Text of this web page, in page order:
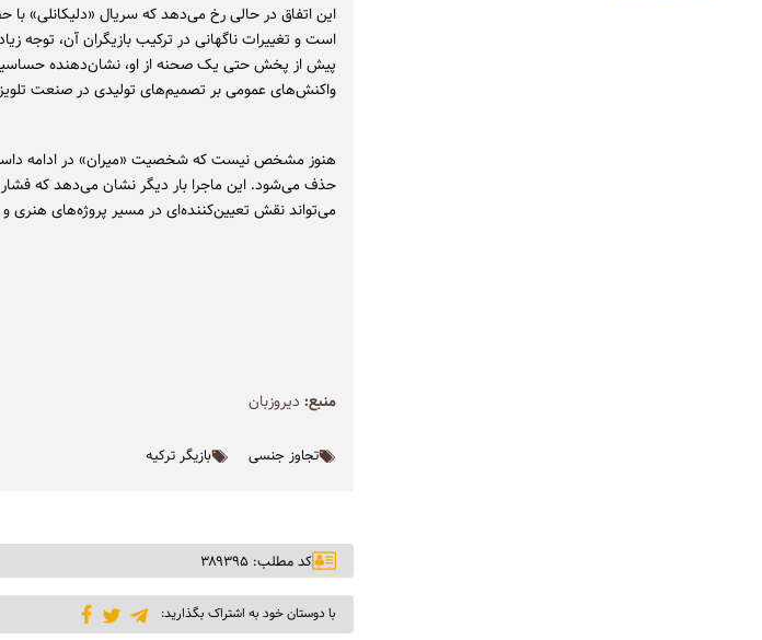
این اتفاق در حالی رخ می‌دهد که سریال «دلیکانلی»
است و تغییرات ناگهانی در ترکیب بازیگران آن، توجه
پیش از پخش حتی یک صحنه از او، نشان‌دهنده
واکنش‌های عمومی بر تصمیم‌های تولیدی در صنعت
هنوز مشخص نیست که شخصیت «میران» در ادامه
حذف می‌شود. این ماجرا بار دیگر نشان می‌دهد که فشار
می‌تواند نقش تعیین‌کننده‌ای در مسیر پروژه‌های هنری و
منبع: دیروزبان
تجاوز جنسی بازیگر ترکیه
کد مطلب: ۳۸۹۳۹۵
با دوستان خود به اشتراک بگذارید: